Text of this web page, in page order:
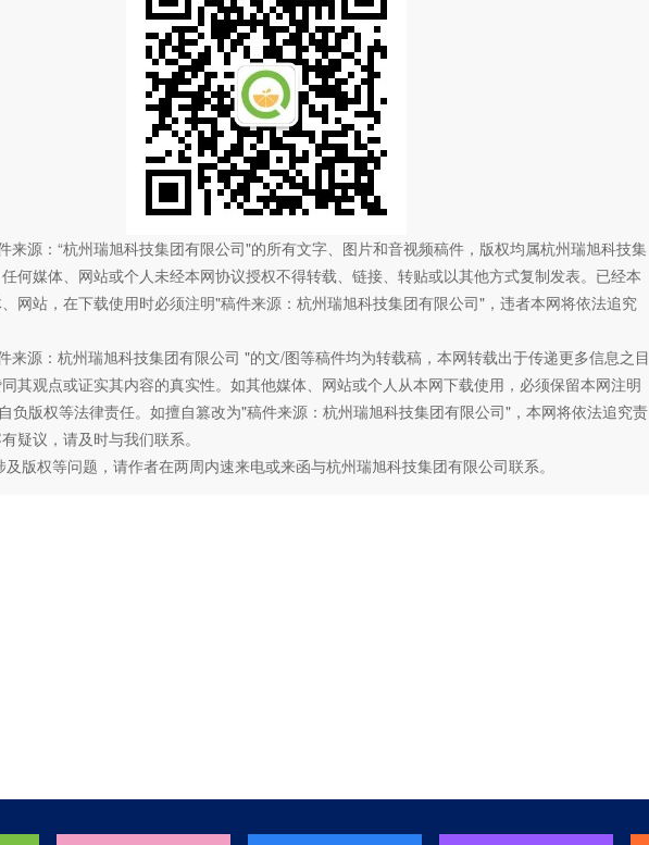
源：“杭州瑞旭科技集团有限公司"的所有文字、图片和音视频稿件，版权均属杭州瑞旭科技集
何媒体、网站或个人未经本网协议授权不得转载、链接、转贴或以其他方式复制发表。已经本
网站，在下载使用时必须注明"稿件来源：杭州瑞旭科技集团有限公司"，违者本网将依法追究
源：杭州瑞旭科技集团有限公司 "的文/图等稿件均为转载稿，本网转载出于传递更多信息之目
其观点或证实其内容的真实性。如其他媒体、网站或个人从本网下载使用，必须保留本网注明
负版权等法律责任。如擅自篡改为"稿件来源：杭州瑞旭科技集团有限公司"，本网将依法追究责
疑议，请及时与我们联系。
版权等问题，请作者在两周内速来电或来函与杭州瑞旭科技集团有限公司联系。